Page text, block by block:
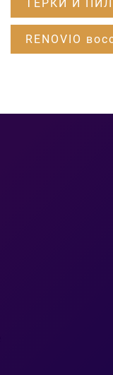
ТЕРКИ И
RENOVIO